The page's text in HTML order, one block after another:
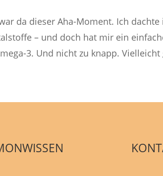
da dieser Aha-Moment. Ich
– und doch hat mir ein
3. Und nicht zu knapp.